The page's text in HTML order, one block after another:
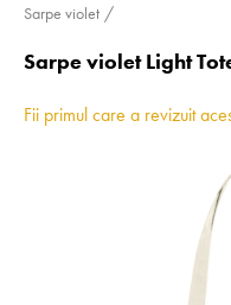
Sarpe violet
Sarpe violet Light
Fii primul care a revizuit